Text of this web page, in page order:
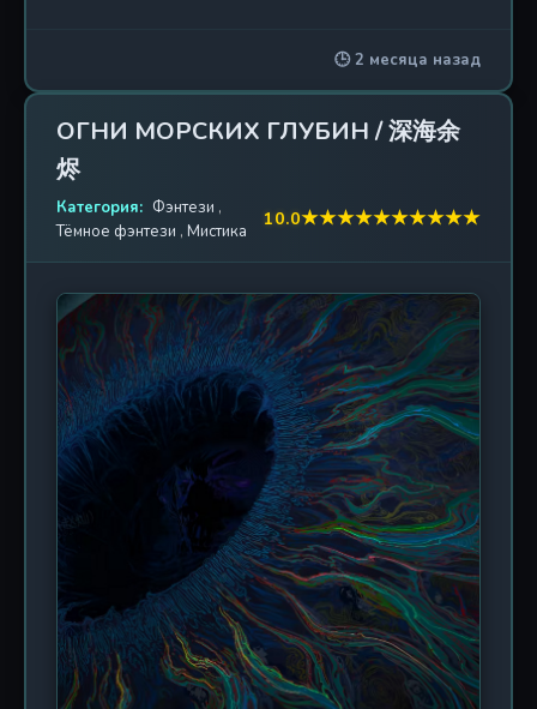
медицинской клиники династии Нин, где он, сам
того не желая, впутывается в опасные интриги
Тайной канцелярии. Вынужденный стать
внештатным агентом этой могущественной
организации, Чэнь Цзи быстро осознаёт, что
служит лишь пешкой в чужой игре. Однако самое
страшное открытие ждёт его впереди: он
государство. Зажатый между двумя империями,
между долгом и местью, между прошлым и
настоящим, Чэнь Цзи оказывается в водовороте
безжалостной борьбы за власть. Его цель —
выжить и перевернуть шахматную доску,
используя всё современное знание как оружие
против мистических систем культивации. Он —
пешка, стремящаяся стать королём, и его мечом
станет сама гора Циншань, чтобы сокрушить
лицемерные небеса. История о хитрости,
предательстве и пути от безумия к
просветлению.
🕒 2 месяца назад
ОГНИ МОРСКИХ ГЛУБИН / 深海余
烬
Категория: Фэнтези ,
Тёмное фэнтези , Мистика
10.0★★★★★★★★★★